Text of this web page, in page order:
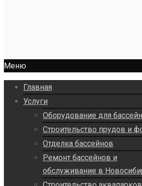
Меню
Главная
Услуги
Оборудование для
Строительство прудов и
Отделка бассейнов
Ремонт бассейнов и
обслуживание в